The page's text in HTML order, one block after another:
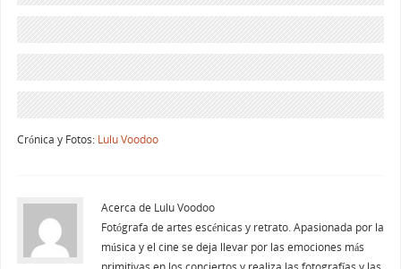
Crónica y Fotos: Lulu Voodoo
Acerca de Lulu Voodoo
Fotógrafa de artes escénicas y retrato. Apasionada por la
música y el cine se deja llevar por las emociones más
primitivas en los conciertos y realiza las fotografías y las